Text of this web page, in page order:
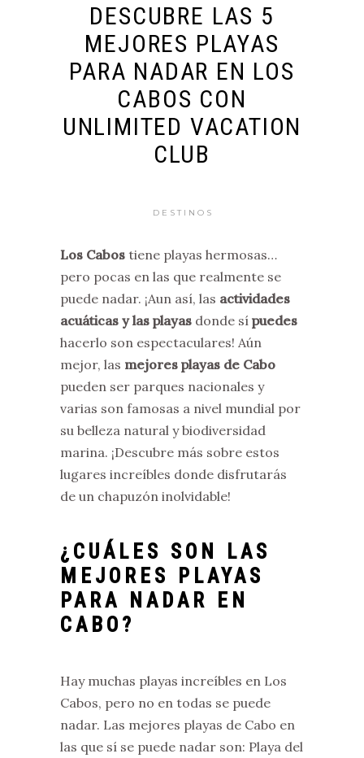
DESCUBRE LAS 5
MEJORES PLAYAS
PARA NADAR EN LOS
CABOS CON
UNLIMITED VACATION
CLUB
DESTINOS
Los Cabos tiene playas hermosas…
pero pocas en las que realmente se
puede nadar. ¡Aun así, las actividades
acuáticas y las playas donde sí puedes
hacerlo son espectaculares! Aún
mejor, las mejores playas de Cabo
pueden ser parques nacionales y
varias son famosas a nivel mundial por
su belleza natural y biodiversidad
marina. ¡Descubre más sobre estos
lugares increíbles donde disfrutarás
de un chapuzón inolvidable!
¿CUÁLES SON LAS
MEJORES PLAYAS
PARA NADAR EN
CABO?
Hay muchas playas increíbles en Los
Cabos, pero no en todas se puede
nadar. Las mejores playas de Cabo en
las que sí se puede nadar son: Playa del